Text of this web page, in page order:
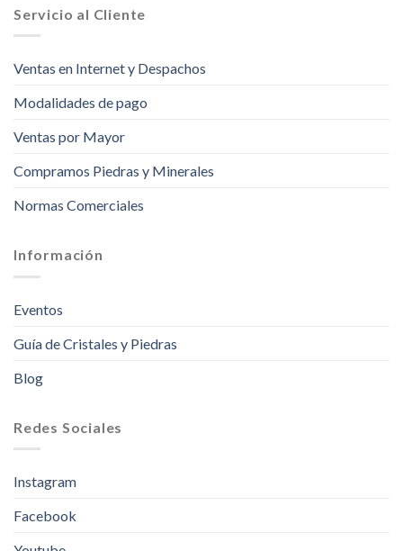
Servicio al Cliente
Ventas en Internet y Despachos
Modalidades de pago
Ventas por Mayor
Compramos Piedras y Minerales
Normas Comerciales
Información
Eventos
Guía de Cristales y Piedras
Blog
Redes Sociales
Instagram
Facebook